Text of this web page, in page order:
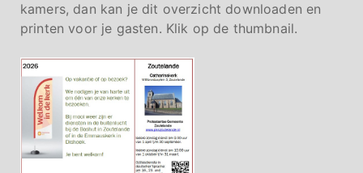
kamers, dan kan je dit overzicht downloaden en
printen voor je gasten. Klik op de thumbnail.